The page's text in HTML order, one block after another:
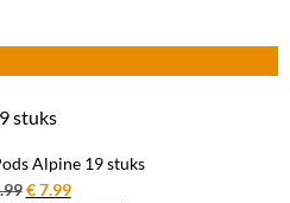
Alpine 19 stuks
Oorspronkelijke
€7.99Huidige